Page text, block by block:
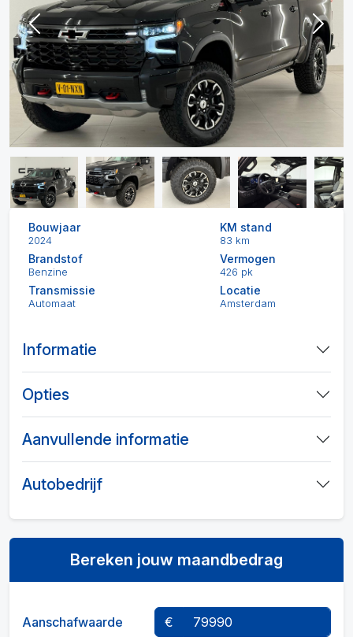
Previous Next
Bouwjaar
2024
KM stand
83 km
Brandstof
Benzine
Vermogen
426 pk
Transmissie
Automaat
Locatie
Amsterdam
Informatie
Opties
Aanvullende informatie
Autobedrijf
Bereken jouw maandbedrag
Aanschafwaarde €